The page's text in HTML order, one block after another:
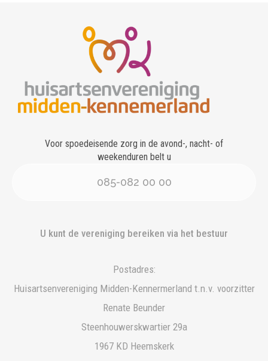
Voor spoedeisende zorg in de avond-, nacht- of
weekenduren belt u
085-082 00 00
U kunt de vereniging bereiken via het bestuur
Postadres:
Huisartsenvereniging Midden-Kennermerland t.n.v. voorzitter
Renate Beunder
Steenhouwerskwartier 29a
1967 KD Heemskerk